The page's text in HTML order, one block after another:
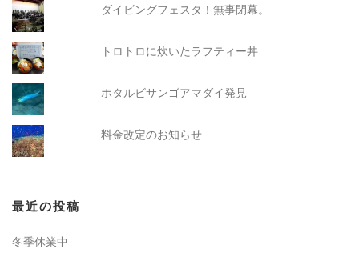
ダイビングフェスタ！無事閉幕。
トロトロに炊いたラフティー丼
ホタルビサンゴアマダイ発見
料金改定のお知らせ
最近の投稿
冬季休業中